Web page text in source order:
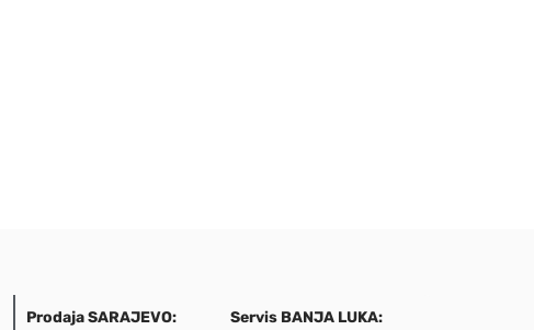
Prodaja SARAJEVO:
Servis BANJA LUKA: